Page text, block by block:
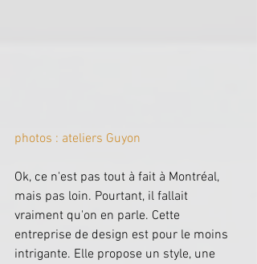
photos : ateliers Guyon
Ok, ce n'est pas tout à fait à Montréal,
mais pas loin. Pourtant, il fallait
vraiment qu'on en parle. Cette
entreprise de design est pour le moins
intrigante. Elle propose un style, une